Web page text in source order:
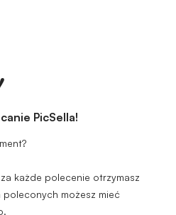
PicSella!
każde polecenie otrzymasz
możesz mieć